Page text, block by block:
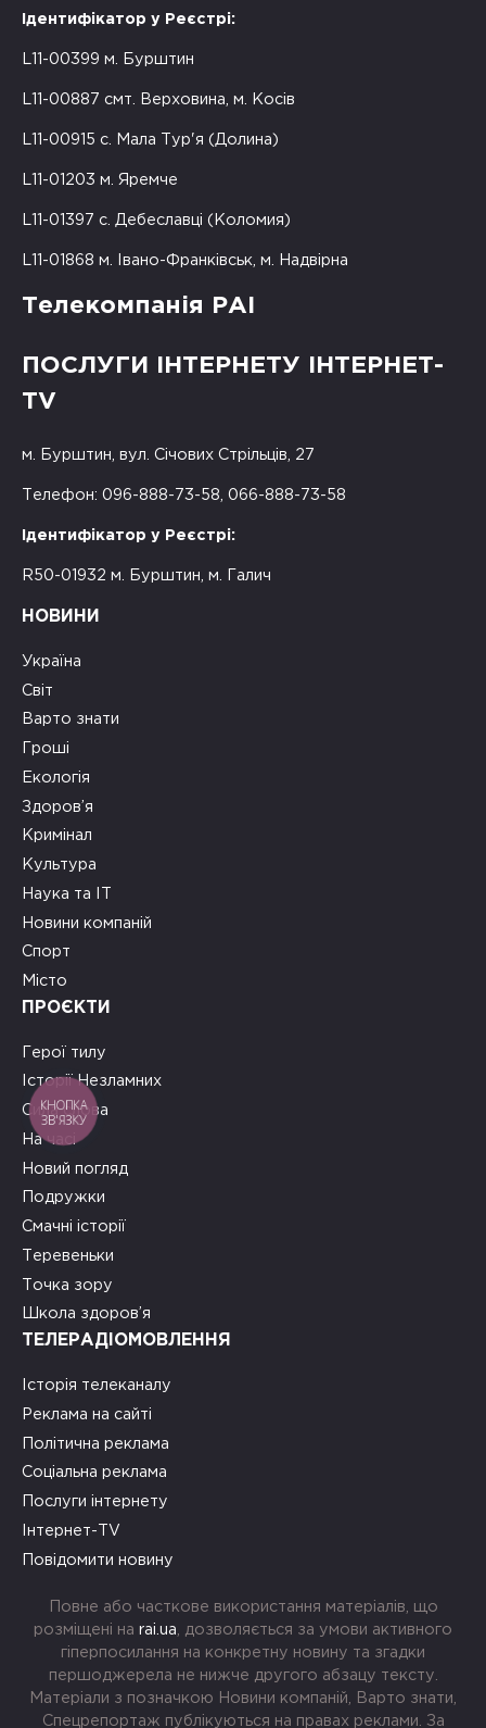
Ідентифікатор у Реєстрі:
L11-00399 м. Бурштин
L11-00887 смт. Верховина, м. Косів
L11-00915 с. Мала Тур'я (Долина)
L11-01203 м. Яремче
L11-01397 с. Дебеславці (Коломия)
L11-01868 м. Івано-Франківськ, м. Надвірна
Телекомпанія РАІ
ПОСЛУГИ ІНТЕРНЕТУ ІНТЕРНЕТ-
TV
м. Бурштин, вул. Січових Стрільців, 27
Телефон: 096-888-73-58, 066-888-73-58
Ідентифікатор у Реєстрі:
R50-01932 м. Бурштин, м. Галич
НОВИНИ
Україна
Світ
Варто знати
Гроші
Екологія
Здоров’я
Кримінал
Культура
Наука та ІТ
Новини компаній
Спорт
Місто
ПРОЄКТИ
Герої тилу
Історії Незламних
Сила слова
На часі
Новий погляд
Подружки
Смачні історії
Теревеньки
Точка зору
Школа здоров’я
ТЕЛЕРАДІОМОВЛЕННЯ
Історія телеканалу
Реклама на сайті
Політична реклама
Соціальна реклама
Послуги інтернету
Інтернет-TV
Повідомити новину
Повне або часткове використання матеріалів, що
розміщені на rai.ua , дозволяється за умови активного
гіперпосилання на конкретну новину та згадки
першоджерела не нижче другого абзацу тексту.
Матеріали з позначкою Новини компаній, Варто знати,
Спецрепортаж публікуються на правах реклами. За
КНОПКА
ЗВ'ЯЗКУ